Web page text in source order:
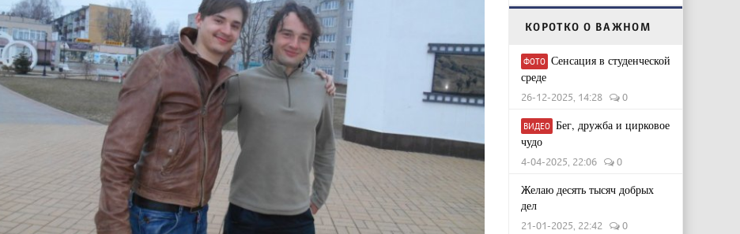
КОРОТКО О ВАЖНОМ
ФОТО Сенсация в студенческой
среде
26-12-2025, 14:28 0
ВИДЕО Бег, дружба и цирковое
чудо
4-04-2025, 22:06 0
Желаю десять тысяч добрых
дел
21-01-2025, 22:42 0